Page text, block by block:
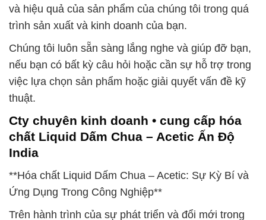
và hiệu quả của sản phẩm của chúng tôi trong quá
trình sản xuất và kinh doanh của bạn.
Chúng tôi luôn sẵn sàng lắng nghe và giúp đỡ bạn,
nếu bạn có bất kỳ câu hỏi hoặc cần sự hỗ trợ trong
việc lựa chọn sản phẩm hoặc giải quyết vấn đề kỹ
thuật.
Cty chuyên kinh doanh • cung cấp hóa
chất Liquid Dấm Chua – Acetic Ấn Độ
India
**Hóa chất Liquid Dấm Chua – Acetic: Sự Kỳ Bí và
Ứng Dụng Trong Công Nghiệp**
Trên hành trình của sự phát triển và đổi mới trong